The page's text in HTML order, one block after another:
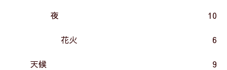
夜 10
花火 6
天候 9